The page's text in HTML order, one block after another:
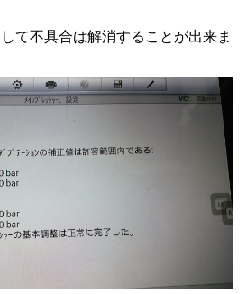
て不具合は解消することが出来ま